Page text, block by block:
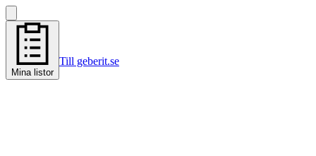
Mina listor
Till geberit.se